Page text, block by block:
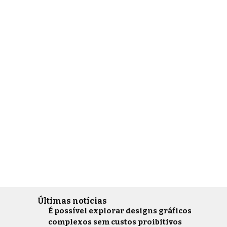
Últimas notícias
É possível explorar designs gráficos
complexos sem custos proibitivos